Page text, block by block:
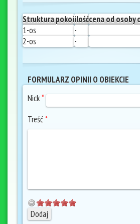
Struktura pokoiilośćcena od osoby
1-os
-
2-os
-
FORMULARZ OPINII O OBIEKCIE
Nick*
Treść*